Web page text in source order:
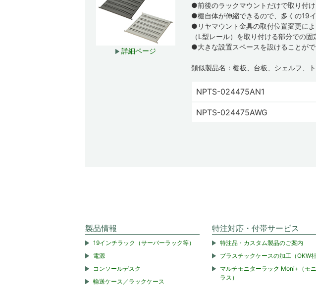
詳細ページ
●前後のラックマウントだけで取り付け
●棚自体が伸縮できるので、多くの19
●リヤマウント金具の取付位置変更に
（L型レール）を取り付ける部分での固
●大きな設置スペースを設けることがで
類似製品名：棚板、台板、シェルフ、
NPTS-024475AN1
NPTS-024475AWG
製品情報
19インチラック（サーバーラック等）
電源
コンソールデスク
輸送ケース／ラックケース
特注対応・付帯サービス
特注品・カスタム製品のご案内
プラスチックケースの加工（OKW社
マルチモニターラック Moni+（モ
ラス）